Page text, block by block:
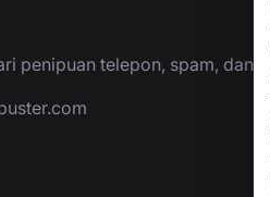
penipuan telepon, spam, dan